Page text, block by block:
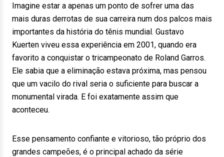
Imagine estar a apenas um ponto de sofrer uma das
mais duras derrotas de sua carreira num dos palcos mais
importantes da história do tênis mundial. Gustavo
Kuerten viveu essa experiência em 2001, quando era
favorito a conquistar o tricampeonato de Roland Garros.
Ele sabia que a eliminação estava próxima, mas pensou
que um vacilo do rival seria o suficiente para buscar a
monumental virada. E foi exatamente assim que
aconteceu.
Esse pensamento confiante e vitorioso, tão próprio dos
grandes campeões, é o principal achado da série